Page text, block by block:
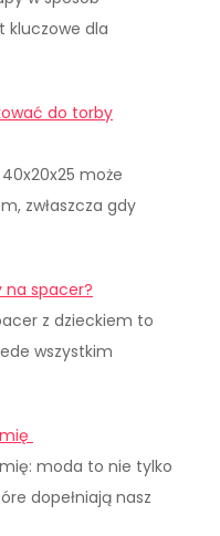
kluczowe dla
do torby
może
zwłaszcza gdy
na spacer?
z dzieckiem to
wszystkim
moda to nie tylko
dopełniają nasz